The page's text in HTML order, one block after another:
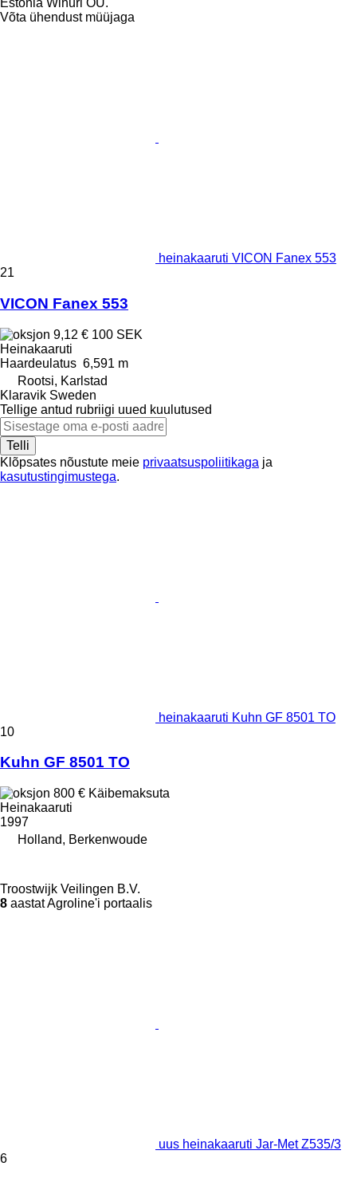
Estonia Wihuri OÜ.
Võta ühendust müüjaga
heinakaaruti VICON Fanex 553
21
VICON Fanex 553
9,12 € 100 SEK
Heinakaaruti
Haardeulatus 6,591 m
Rootsi, Karlstad
Klaravik Sweden
Tellige antud rubriigi uued kuulutused
Telli
Klõpsates nõustute meie privaatsuspoliitikaga ja
kasutustingimustega.
heinakaaruti Kuhn GF 8501 TO
10
Kuhn GF 8501 TO
800 € Käibemaksuta
Heinakaaruti
1997
Holland, Berkenwoude
Troostwijk Veilingen B.V.
8 aastat Agroline'i portaalis
uus heinakaaruti Jar-Met Z535/3
6